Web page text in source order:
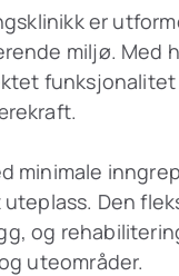
er
miljø. Med
minimale
Den
og
uteområder.